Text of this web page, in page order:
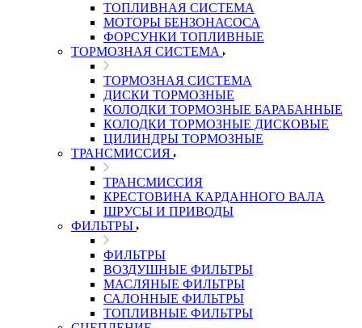
ТОПЛИВНАЯ СИСТЕМА
МОТОРЫ БЕНЗОНАСОСА
ФОРСУНКИ ТОПЛИВНЫЕ
ТОРМОЗНАЯ СИСТЕМА
ТОРМОЗНАЯ СИСТЕМА
ДИСКИ ТОРМОЗНЫЕ
КОЛОДКИ ТОРМОЗНЫЕ БАРАБАННЫЕ
КОЛОДКИ ТОРМОЗНЫЕ ДИСКОВЫЕ
ЦИЛИНДРЫ ТОРМОЗНЫЕ
ТРАНСМИССИЯ
ТРАНСМИССИЯ
КРЕСТОВИНА КАРДАННОГО ВАЛА
ШРУСЫ И ПРИВОДЫ
ФИЛЬТРЫ
ФИЛЬТРЫ
ВОЗДУШНЫЕ ФИЛЬТРЫ
МАСЛЯНЫЕ ФИЛЬТРЫ
САЛОННЫЕ ФИЛЬТРЫ
ТОПЛИВНЫЕ ФИЛЬТРЫ